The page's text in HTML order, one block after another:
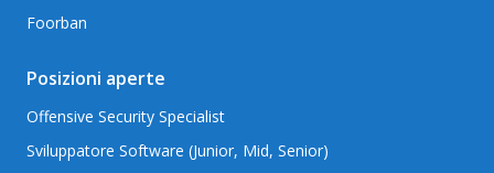
Foorban
Posizioni aperte
Offensive Security Specialist
Sviluppatore Software (Junior, Mid, Senior)